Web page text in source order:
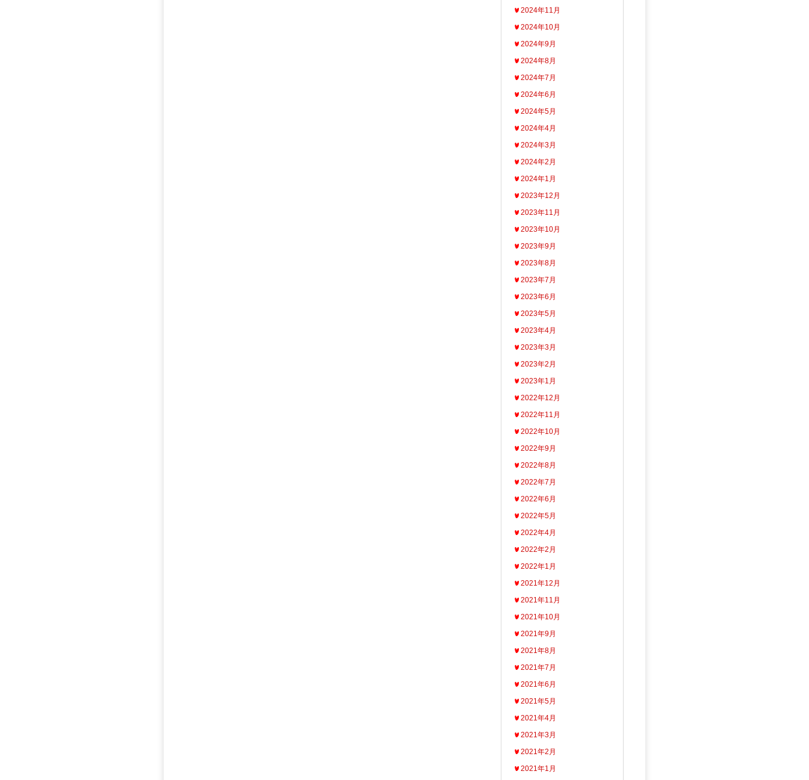
2024年11月
2024年10月
2024年9月
2024年8月
2024年7月
2024年6月
2024年5月
2024年4月
2024年3月
2024年2月
2024年1月
2023年12月
2023年11月
2023年10月
2023年9月
2023年8月
2023年7月
2023年6月
2023年5月
2023年4月
2023年3月
2023年2月
2023年1月
2022年12月
2022年11月
2022年10月
2022年9月
2022年8月
2022年7月
2022年6月
2022年5月
2022年4月
2022年2月
2022年1月
2021年12月
2021年11月
2021年10月
2021年9月
2021年8月
2021年7月
2021年6月
2021年5月
2021年4月
2021年3月
2021年2月
2021年1月